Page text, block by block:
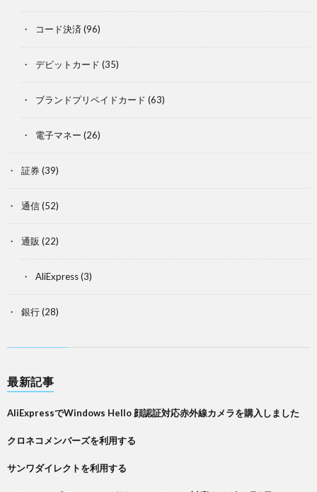
コード決済 (96)
デビットカード (35)
ブランドプリペイドカード (63)
電子マネー (26)
証券(39)
通信(52)
通販 (22)
AliExpress(3)
銀行(28)
最新記事
AliExpressでWindows Hello 顔認証対応赤外線カメラを購入しました
クロネコメンバーズを利用する
サンワダイレクトを利用する